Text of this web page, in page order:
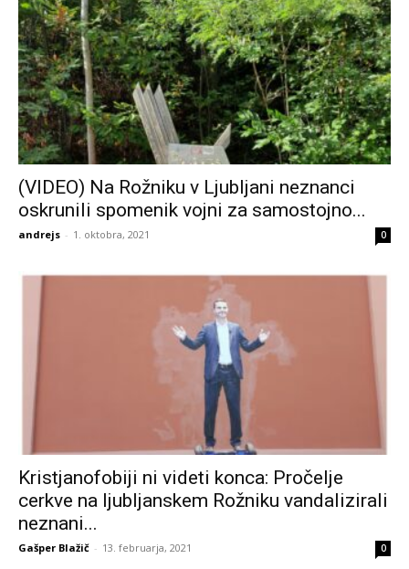
(VIDEO) Na Rožniku v Ljubljani neznanci
oskrunili spomenik vojni za samostojno...
andrejs - 1. oktobra, 2021 0
Kristjanofobiji ni videti konca: Pročelje
cerkve na ljubljanskem Rožniku vandalizirali
neznani...
Gašper Blažič - 13. februarja, 2021 0